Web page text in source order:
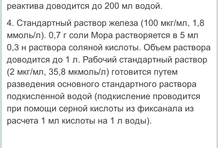
реактива доводится до 200 мл водой.
4. Стандартный раствор железа (100 мкг/мл, 1,8
ммоль/л). 0,7 г соли Мора растворяется в 5 мл
0,3 н раствора соляной кислоты. Объем раствора
доводится до 1 л. Рабочий стандартный раствор
(2 мкг/мл, 35,8 мкмоль/л) готовится путем
разведения основного стандартного раствора
подкисленной водой (подкисление проводится
при помощи серной кислоты из фиксанала из
расчета 1 мл кислоты на 1 л воды).